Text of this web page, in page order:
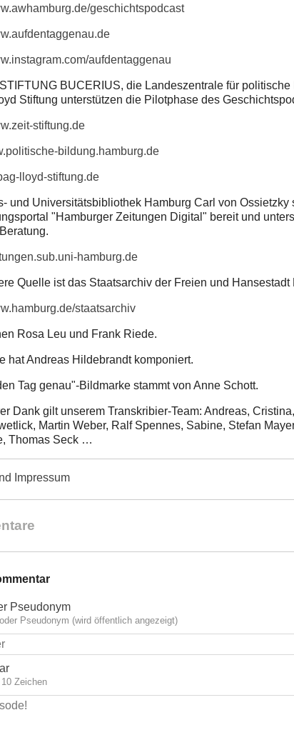
geschichtspodcast
aufdentaggenau
BUCERIUS, die Landeszentrale für
Stiftung unterstützen die Pilotphase des
stiftung.de
bildung.hamburg.de
lloyd-stiftung.de
und Universitätsbibliothek Hamburg Carl von
"Hamburger Zeitungen Digital" bereit und
hamburg.de
Quelle ist das Staatsarchiv der Freien und Hansestadt
staatsarchiv
Rosa Leu und Frank Riede.
hat Andreas Hildebrandt komponiert.
Tag genau"-Bildmarke stammt von Anne Schott.
Dank gilt unserem Transkribier-Team: Andreas,
Martin Weber, Ralf Spennes, Sabine, Stefan
Thomas Seck …
Impressum
Pseudonym
Pseudonym (wird öffentlich angezeigt)
Zeichen